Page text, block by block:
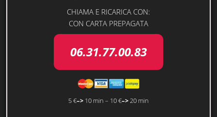
CHIAMA E RICARICA CON:
CON CARTA PREPAGATA
06.31.77.00.83
5 €–> 10 min – 10 €–>20 min